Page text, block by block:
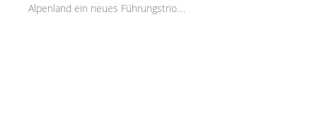
Alpenland ein neues Führungstrio....